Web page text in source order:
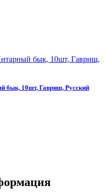
бык, 10шт, Гавриш, Русский